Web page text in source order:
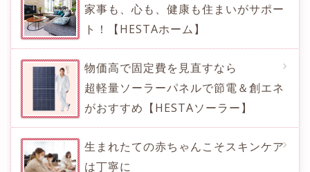
家事も、心も、健康も住まいがサポー
ト！【HESTAホーム】
物価高で固定費を見直すなら
超軽量ソーラーパネルで節電＆創エネ
がおすすめ【HESTAソーラー】
生まれたての赤ちゃんこそスキンケア
は丁寧に